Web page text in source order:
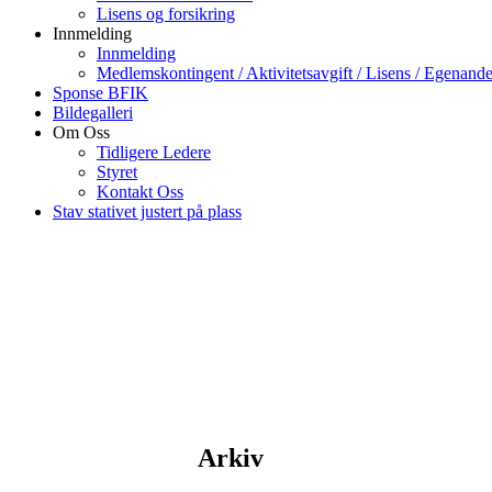
Lisens og forsikring
Innmelding
Innmelding
Medlemskontingent / Aktivitetsavgift / Lisens /
Sponse BFIK
Bildegalleri
Om Oss
Tidligere Ledere
Styret
Kontakt Oss
Stav stativet justert på plass
Arkiv